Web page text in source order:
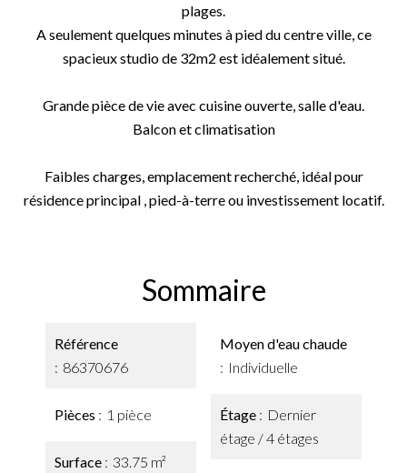
plages.
A seulement quelques minutes à pied du centre ville, ce
spacieux studio de 32m2 est idéalement situé.
Grande pièce de vie avec cuisine ouverte, salle d'eau.
Balcon et climatisation
Faibles charges, emplacement recherché, idéal pour
résidence principal , pied-à-terre ou investissement locatif.
Sommaire
Référence
86370676
Pièces 1 pièce
Surface 33.75 m²
Moyen d'eau chaude
Individuelle
Étage
Dernier
étage / 4 étages